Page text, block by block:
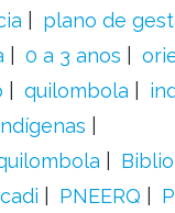
plano de
0 a 3 anos
quilombola
PNEERQ